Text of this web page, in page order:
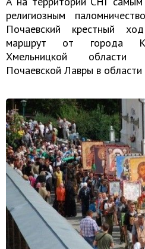
религиозным
Почаевский крестный
маршрут от города
Хмельницкой области
Почаевской Лавры в области